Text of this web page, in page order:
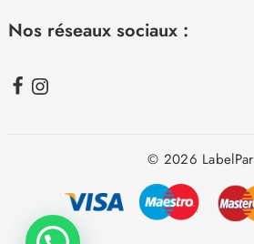
Nos réseaux sociaux :
© 2026